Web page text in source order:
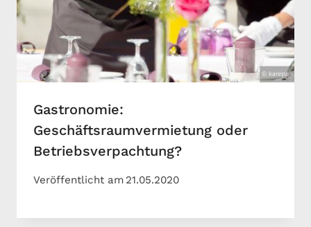
Gastronomie:
Geschäftsraumvermietung oder
Betriebsverpachtung?
Veröffentlicht am 21.05.2020